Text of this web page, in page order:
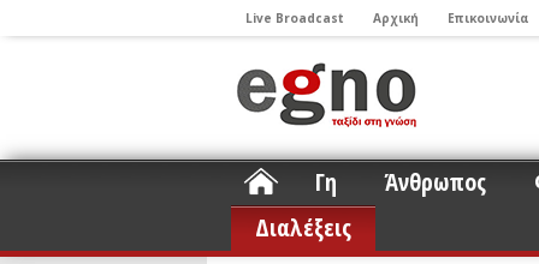
Live Broadcast Αρχική Επικοινωνία
Γη Άνθρωπος
Διαλέξεις